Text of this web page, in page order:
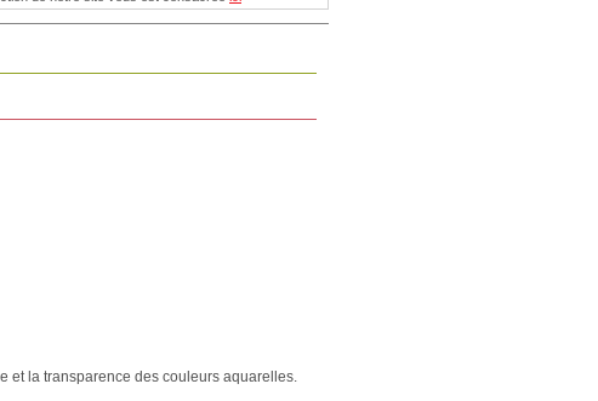
et la transparence des couleurs aquarelles.